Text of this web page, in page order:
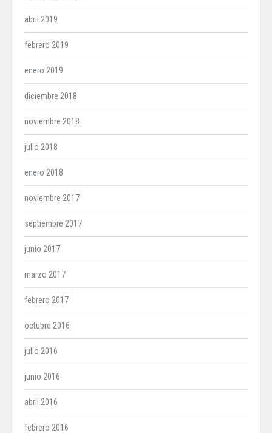
abril 2019
febrero 2019
enero 2019
diciembre 2018
noviembre 2018
julio 2018
enero 2018
noviembre 2017
septiembre 2017
junio 2017
marzo 2017
febrero 2017
octubre 2016
julio 2016
junio 2016
abril 2016
febrero 2016